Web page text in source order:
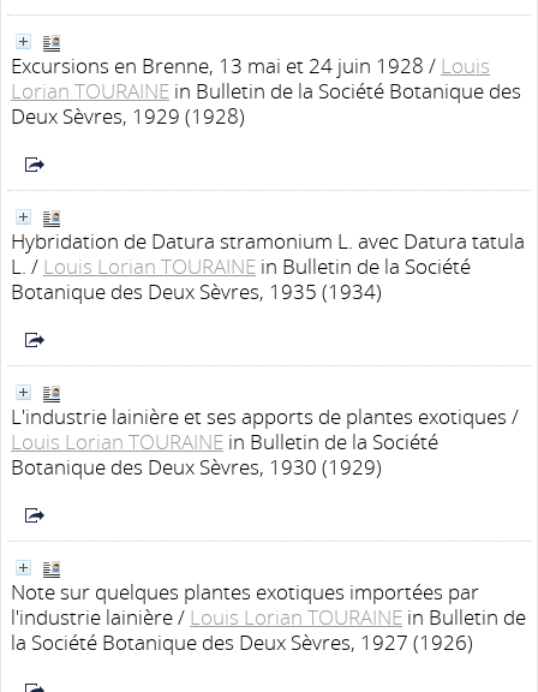
Excursions en Brenne, 13 mai et 24 juin 1928 / Louis
Lorian TOURAINE in Bulletin de la Société Botanique des
Deux Sèvres, 1929 (1928)
Hybridation de Datura stramonium L. avec Datura tatula
L. / Louis Lorian TOURAINE in Bulletin de la Société
Botanique des Deux Sèvres, 1935 (1934)
L'industrie lainière et ses apports de plantes exotiques /
Louis Lorian TOURAINE in Bulletin de la Société
Botanique des Deux Sèvres, 1930 (1929)
Note sur quelques plantes exotiques importées par
l'industrie lainière/ Louis Lorian TOURAINE in Bulletin de
la Société Botanique des Deux Sèvres, 1927 (1926)